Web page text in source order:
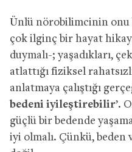
Ünlü nörobilimcinin
çok ilginç bir hayat
duymalı-; yaşadıkları,
atlattığı fiziksel
anlatmaya çalıştığı
bedeni iyileştirebilir’.
güçlü bir bedende
iyi olmalı. Çünkü,